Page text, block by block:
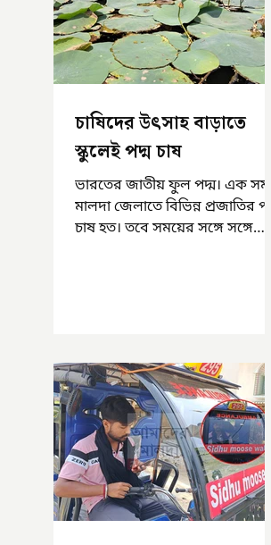
চাষিদের উৎসাহ বাড়াতে
স্কুলেই পদ্ম চাষ
ভারতের জাতীয় ফুল পদ্ম। এক সময়
মালদা জেলাতে বিভিন্ন প্রজাতির পদ্ম
চাষ হত। তবে সময়ের সঙ্গে সঙ্গে